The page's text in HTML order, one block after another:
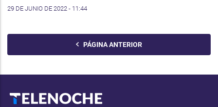
29 DE JUNIO DE 2022 - 11:44
PÁGINA ANTERIOR